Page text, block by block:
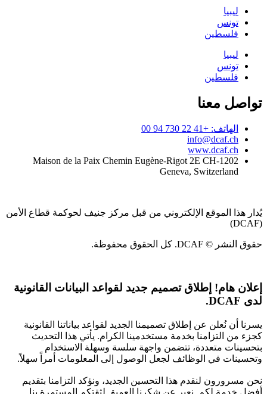
ليبيا
تونس
فلسطين
ليبيا
تونس
فلسطين
تواصل معنا
الهاتف: +41 22 730 94 00
info@dcaf.ch
www.dcaf.ch
Maison de la Paix Chemin Eugène-Rigot 2E CH-1202
Geneva, Switzerland
يُدار هذا الموقع الإلكتروني من قبل مركز جنيف لحوكمة قطاع الأمن
(DCAF)
حقوق النشر © DCAF. كل الحقوق محفوظة.
إعلان هام! إطلاق تصميم جديد لقواعد البيانات القانونية
لدى DCAF.
يسرنا أن نُعلن عن إطلاق تصميمنا الجديد لقواعد بياناتنا القانونية
كجزء من التزامنا بخدمة مستخدمينا الكرام. يأتي هذا التحديث
بتحسينات متعددة، تتضمن واجهة سلسة وسهلة الاستخدام
وتحسينات في الوظائف لجعل الوصول إلى المعلومات أمراً سهلاً.
نحن مسرورون لنقدم هذا التحسين الجديد، ونؤكد التزامنا بتقديم
أفضل خدمة لكم. نعبر عن شكرنا العميق لثقتكم المستمرة بنا.